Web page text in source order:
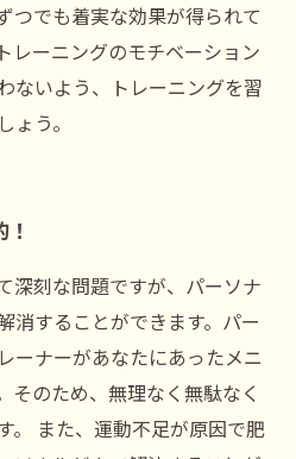
つでも着実な効果が得られて
レーニングのモチベーション
ないよう、トレーニングを習
う。
深刻な問題ですが、パーソナ
消することができます。パー
ーナーがあなたにあったメニ
そのため、無理なく無駄なく
。 また、運動不足が原因で肥